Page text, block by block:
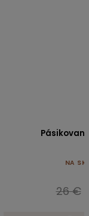
NA
26 €